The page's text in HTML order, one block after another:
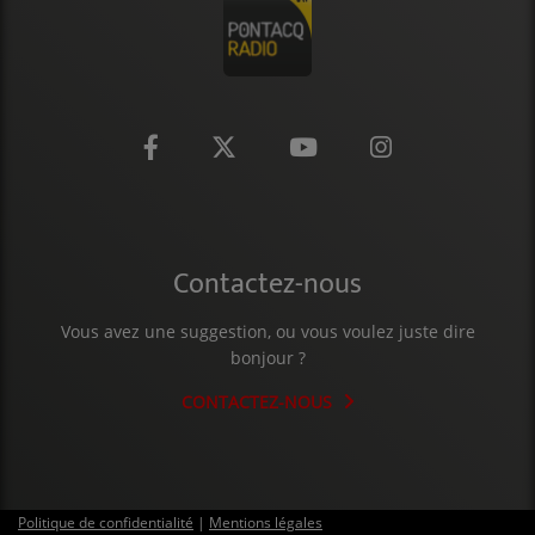
Contactez-nous
Vous avez une suggestion, ou vous voulez juste dire
bonjour ?
CONTACTEZ-NOUS
Politique de confidentialité | Mentions légales